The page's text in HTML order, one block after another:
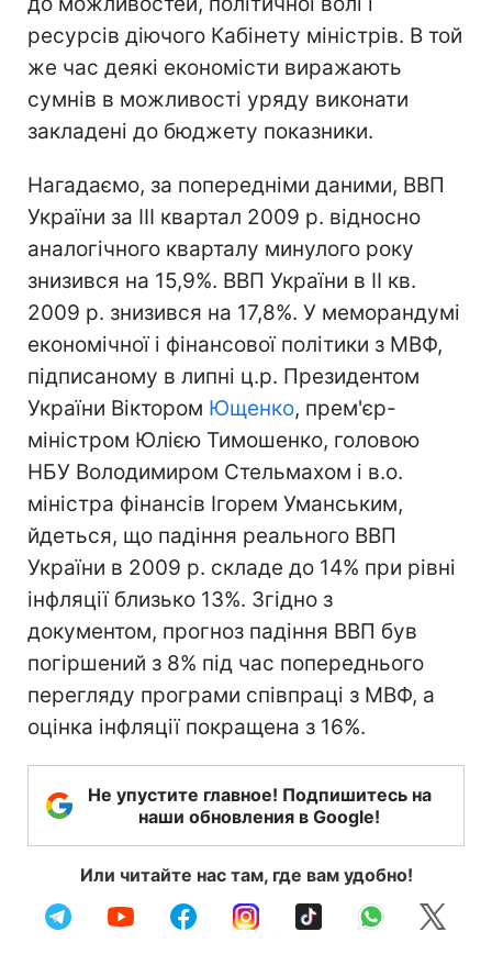
ресурсів діючого Кабінету міністрів. В той
же час деякі економісти виражають
сумнів в можливості уряду виконати
закладені до бюджету показники.
Нагадаємо, за попередніми даними, ВВП
України за ІIІ квартал 2009 р. відносно
аналогічного кварталу минулого року
знизився на 15,9%. ВВП України в ІІ кв.
2009 р. знизився на 17,8%. У меморандумі
економічної і фінансової політики з МВФ,
підписаному в липні ц.р. Президентом
України Віктором Ющенко, прем'єр-
міністром Юлією Тимошенко, головою
НБУ Володимиром Стельмахом і в.о.
міністра фінансів Ігорем Уманським,
йдеться, що падіння реального ВВП
України в 2009 р. складе до 14% при рівні
інфляції близько 13%. Згідно з
документом, прогноз падіння ВВП був
погіршений з 8% під час попереднього
перегляду програми співпраці з МВФ, а
оцінка інфляції покращена з 16%.
Не упустите главное! Подпишитесь на
наши обновления в Google!
Или читайте нас там, где вам удобно!